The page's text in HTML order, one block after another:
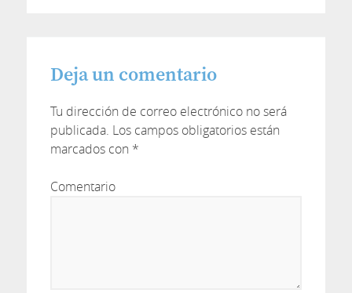
Deja un comentario
Tu dirección de correo electrónico no será
publicada. Los campos obligatorios están
marcados con *
Comentario